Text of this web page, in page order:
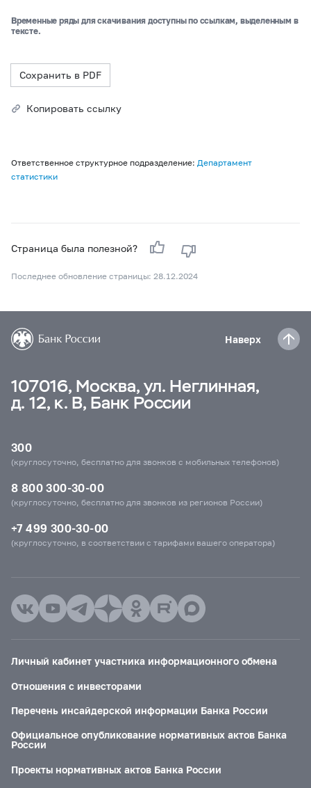
Временные ряды для скачивания доступны по ссылкам, выделенным в
тексте.
Сохранить в PDF
Копировать ссылку
Ответственное структурное подразделение: Департамент
статистики
Страница была полезной?
Последнее обновление страницы: 28.12.2024
Наверх
107016, Москва, ул. Неглинная,
д. 12, к. В, Банк России
300
(круглосуточно, бесплатно для звонков с мобильных телефонов)
8 800 300-30-00
(круглосуточно, бесплатно для звонков из регионов России)
+7 499 300-30-00
(круглосуточно, в соответствии с тарифами вашего оператора)
Личный кабинет участника информационного обмена
Отношения с инвесторами
Перечень инсайдерской информации Банка России
Официальное опубликование нормативных актов Банка
России
Проекты нормативных актов Банка России